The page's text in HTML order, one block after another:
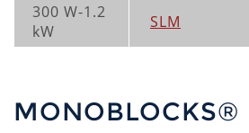
300 W-1.2
kW
SLM
MONOBLOCKS®